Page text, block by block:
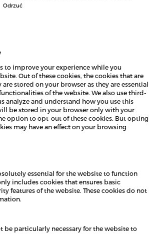
Odrzuć
to improve your experience while you
Out of these cookies, the cookies that are
are stored on your browser as they are essential
of the website. We also use third-
analyze and understand how you use this
be stored in your browser only with your
option to opt-out of these cookies. But opting
may have an effect on your browsing
essential for the website to function
includes cookies that ensures basic
features of the website. These cookies do not
be particularly necessary for the website to